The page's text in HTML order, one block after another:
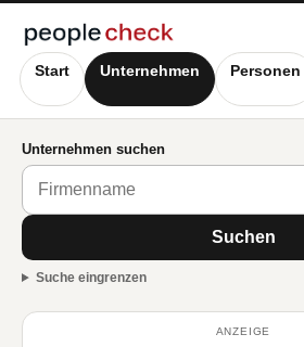
Start Unternehmen Personen
Unternehmen suchen
Suchen
Suche eingrenzen
ANZEIGE